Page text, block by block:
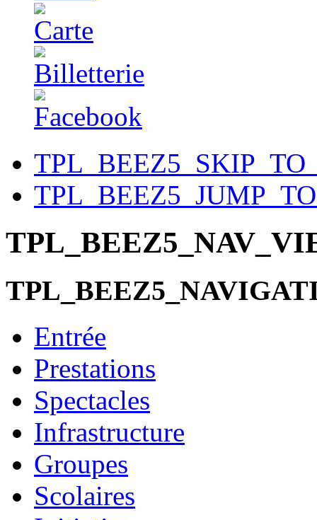
Entrée
Prestations
Spectacles
Infrastructure
Groupes
Scolaires